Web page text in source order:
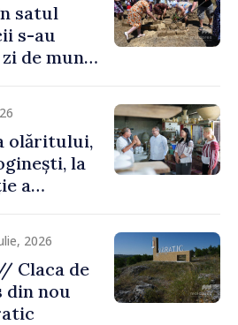
satul
s-au
de muncă
olăritului,
la
a
2026
din nou